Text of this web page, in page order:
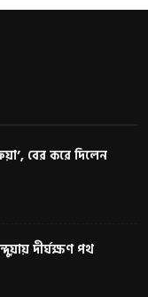
বের করে দিলেন
দীর্ঘক্ষণ পথ